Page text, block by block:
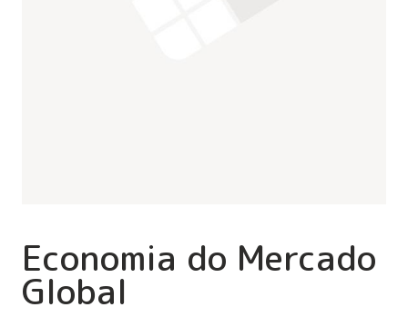
Economia do Mercado
Global